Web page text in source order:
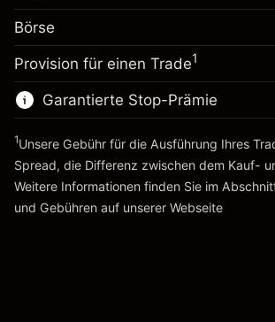
Positionsgröße mit Hebelwirkung
~$3,000.30
Geld aus Hebelwirkung ~ $
Anpassung der
Gebühren aus
fremdfinanzierten
Positionswert
Positionsgröße mit Hebelwirkung
Geld aus Hebelwirkung ~ $
Zur Plattform
Börse
Provision für einen Trade1
Garantierte Stop-Prämie
1Unsere Gebühr für die Ausführung Ihres
Spread, die Differenz zwischen dem Kauf-
Weitere Informationen finden Sie im
und Gebühren auf unserer Webseite